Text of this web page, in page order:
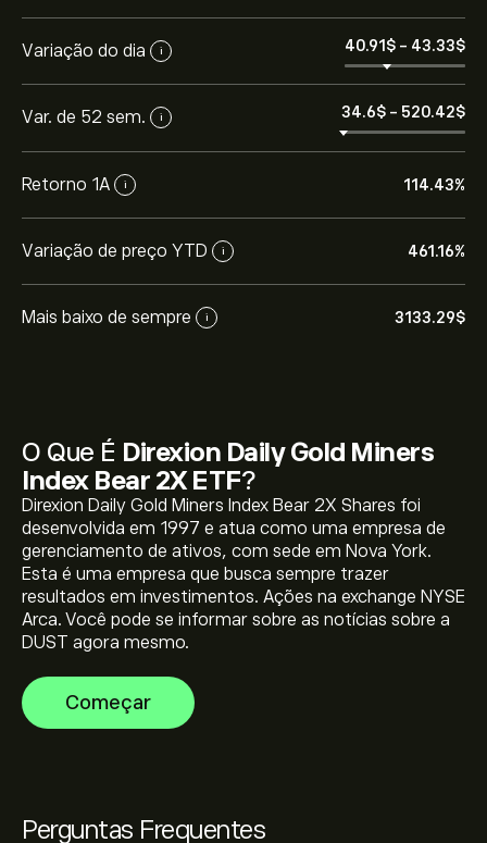
Variação do dia i 40.91‎$‎ - 43.33‎$‎
Var. de 52 sem. i 34.6‎$‎ - 520.42‎$‎
Retorno 1A i 114.43%
Variação de preço YTD i 461.16%
Mais baixo de sempre i 3133.29‎$‎
O Que É Direxion Daily Gold Miners
Index Bear 2X ETF?
Direxion Daily Gold Miners Index Bear 2X Shares foi
desenvolvida em 1997 e atua como uma empresa de
gerenciamento de ativos, com sede em Nova York.
Esta é uma empresa que busca sempre trazer
resultados em investimentos. Ações na exchange NYSE
Arca. Você pode se informar sobre as notícias sobre a
DUST agora mesmo.
Começar
Perguntas Frequentes
O preço atual de DUST é 41.75‎$‎
O preço mais elevado de Direxion Daily Gold Miners
Index Bear 2X ETF é 3,133.29‎$‎
Selecione o período de tempo "1D" ou "1S" no gráfico
históricos do preço de Direxion Daily Gold Miners Index
Bear 2X ETF. O preço de Direxion Daily Gold Miners
Index Bear 2X ETF variou entre -152.44‎$‎ durante o
Para comprar DUST, visite "Direxion Daily Gold Miners
comprar. Também pode colocar uma ordem para